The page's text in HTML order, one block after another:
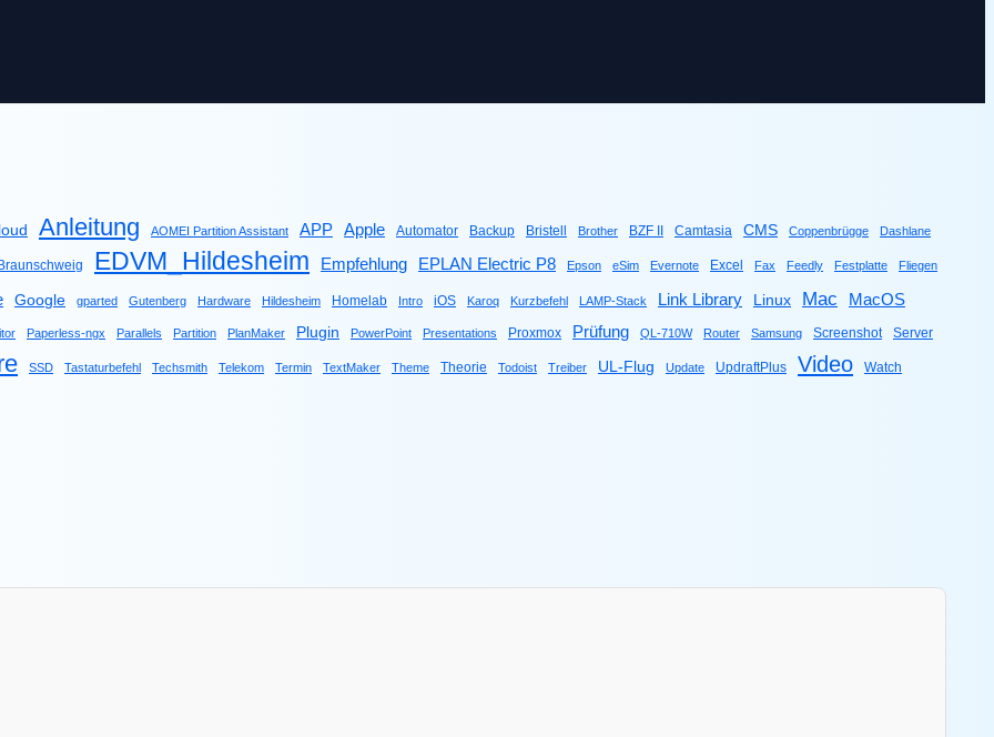
Anleitung AOMEI Partition Assistant APP Apple Automator Backup Bristell Brother BZF II Camtasia CMS Coppenbrügge Dashlane
EDVM_Hildesheim Empfehlung EPLAN Electric P8 Epson eSim Evernote Excel Fax Feedly Festplatte Fliegen
Google gparted Gutenberg Hardware Hildesheim Homelab Intro iOS Karoq Kurzbefehl LAMP-Stack Link Library Linux Mac MacOS
Paperless-ngx Parallels Partition PlanMaker Plugin PowerPoint Presentations Proxmox Prüfung QL-710W Router Samsung Screenshot Server
SSD Tastaturbefehl Techsmith Telekom Termin TextMaker Theme Theorie Todoist Treiber UL-Flug Update UpdraftPlus Video Watch